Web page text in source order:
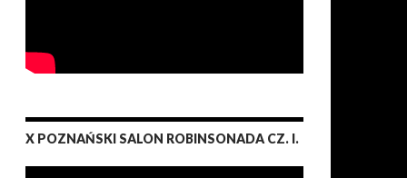
X POZNAŃSKI SALON ROBINSONADA CZ. I.